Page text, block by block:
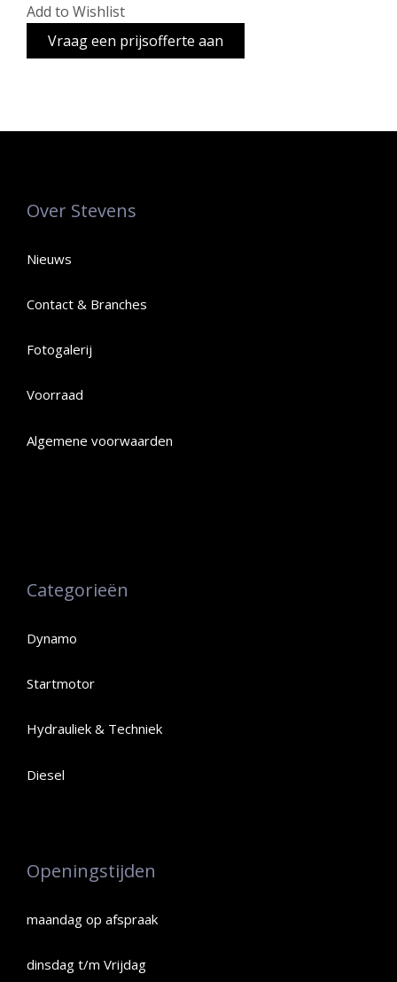
Add to Wishlist
Over Stevens
Nieuws
Contact & Branches
Fotogalerij
Voorraad
Algemene voorwaarden
Categorieën
Dynamo
Startmotor
Hydrauliek & Techniek
Diesel
Openingstijden
maandag op afspraak
dinsdag t/m Vrijdag